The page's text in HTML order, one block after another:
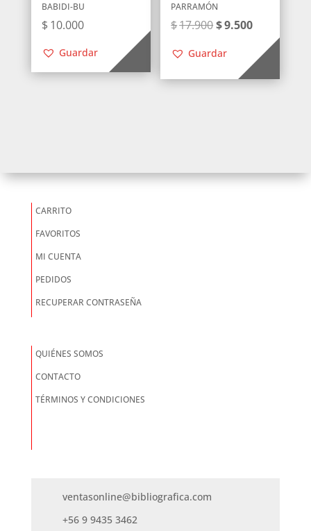
BABIDI-BU
$ 10.000
Guardar
PARRAMÓN
$17.900El
original
era:
$9.500El
precio
actual
es:
Guardar
CARRITO
FAVORITOS
MI CUENTA
PEDIDOS
RECUPERAR CONTRASEÑA
QUIÉNES SOMOS
CONTACTO
TÉRMINOS Y CONDICIONES
ventasonline@bibliografica.com
+56 9 9435 3462